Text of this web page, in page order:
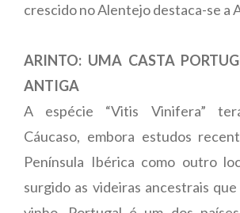
crescido no Alentejo destaca-se a
ARINTO: UMA CASTA
ANTIGA
A espécie “Vitis Vinifera”
Cáucaso, embora estudos
Península Ibérica como outro
surgido as videiras ancestrais